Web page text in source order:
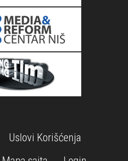
Uslovi Korišćenja